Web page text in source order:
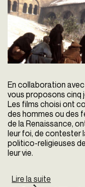
En collaboration avec
vous proposons cinq
Les films choisi ont
des hommes ou des
de la Renaissance,
leur foi, de contester
politico-religieuses
leur vie.
Lire la suite